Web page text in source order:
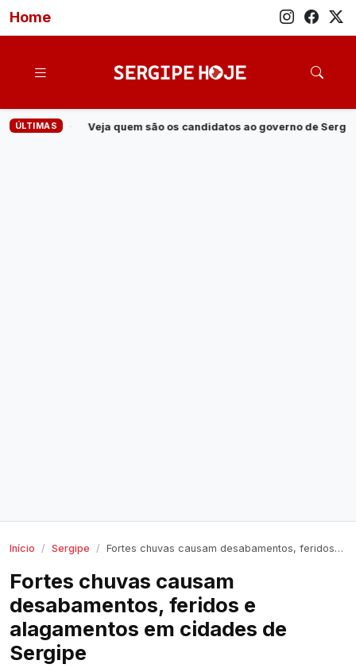
Home
ÚLTIMAS
candidatos ao governo de Sergipe em 2026 · Operação
Início Sergipe Fortes chuvas causam desabamentos, feridos e alagamentos em cidades de Sergipe
Fortes chuvas causam
desabamentos, feridos e
alagamentos em cidades de
Sergipe